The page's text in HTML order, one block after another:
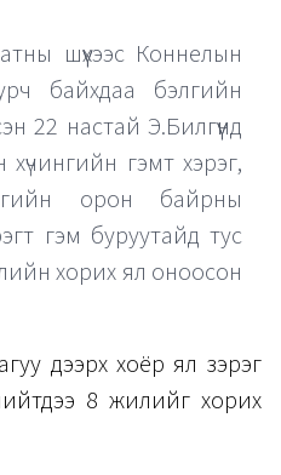
шүүхээс Коннелын
байхдаа бэлгийн
22 настай Э.Билгүүнд
хүчингийн гэмт хэрэг,
орон байрны
гэм буруутайд тус
хорих ял оноосон
дээрх хоёр ял зэрэг
8 жилийг хорих